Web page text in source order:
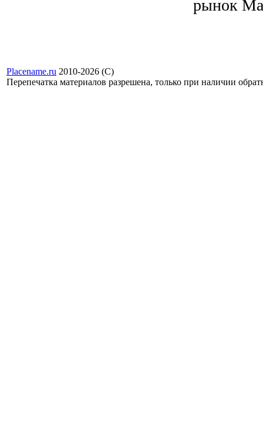
рынок
Placename.ru 2010-2026 (С)
Перепечатка материалов разрешена, только при наличии